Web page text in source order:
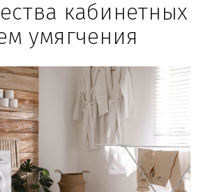
и ЖКХ
кабинетных
умягчения